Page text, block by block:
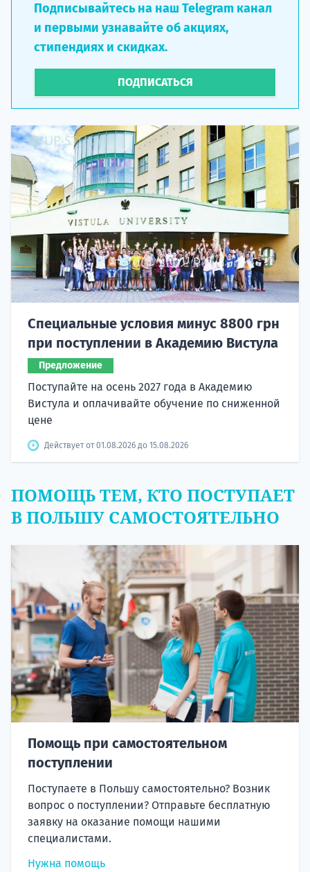
Подписывайтесь на наш Telegram канал
и первыми узнавайте об акциях,
стипендиях и скидках.
ПОДПИСАТЬСЯ
Специальные условия минус 8800 грн
при поступлении в Академию Вистула
Предложение
Поступайте на осень 2027 года в Академию
Вистула и оплачивайте обучение по сниженной
цене
Действует от 01.08.2026 до 15.08.2026
ПОМОЩЬ ТЕМ, КТО ПОСТУПАЕТ
В ПОЛЬШУ САМОСТОЯТЕЛЬНО
Помощь при самостоятельном
поступлении
Поступаете в Польшу самостоятельно? Возник
вопрос о поступлении? Отправьте бесплатную
заявку на оказание помощи нашими
специалистами.
Нужна помощь